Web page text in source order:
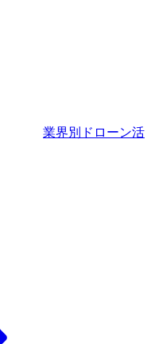
業界別ドローン活